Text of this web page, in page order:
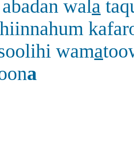
wala
wama
a